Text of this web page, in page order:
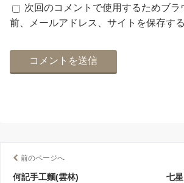
次回のコメントで使用するためブラ
前、メールアドレス、サイトを保存する
前のページへ
何記手工麵(雲林) 七